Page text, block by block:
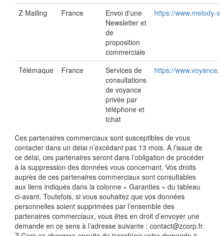
Z Mailing France
Envoi d'une
Newsletter et
de
proposition
commerciale
https://
Télémaque France
Services de
consultations
de voyance
privée par
téléphone et
tchat
https://
Ces partenaires commerciaux sont susceptibles de vous
contacter dans un délai n’excédant pas 13 mois. A l’issue de
ce délai, ces partenaires seront dans l’obligation de procéder
à la suppression des données vous concernant. Vos droits
auprès de ces partenaires commerciaux sont consultables
aux liens indiqués dans la colonne « Garanties » du tableau
ci-avant. Toutefois, si vous souhaitez que vos données
personnelles soient supprimées par l’ensemble des
partenaires commerciaux, vous êtes en droit d’envoyer une
demande en ce sens à l’adresse suivante : contact@zcorp.fr.